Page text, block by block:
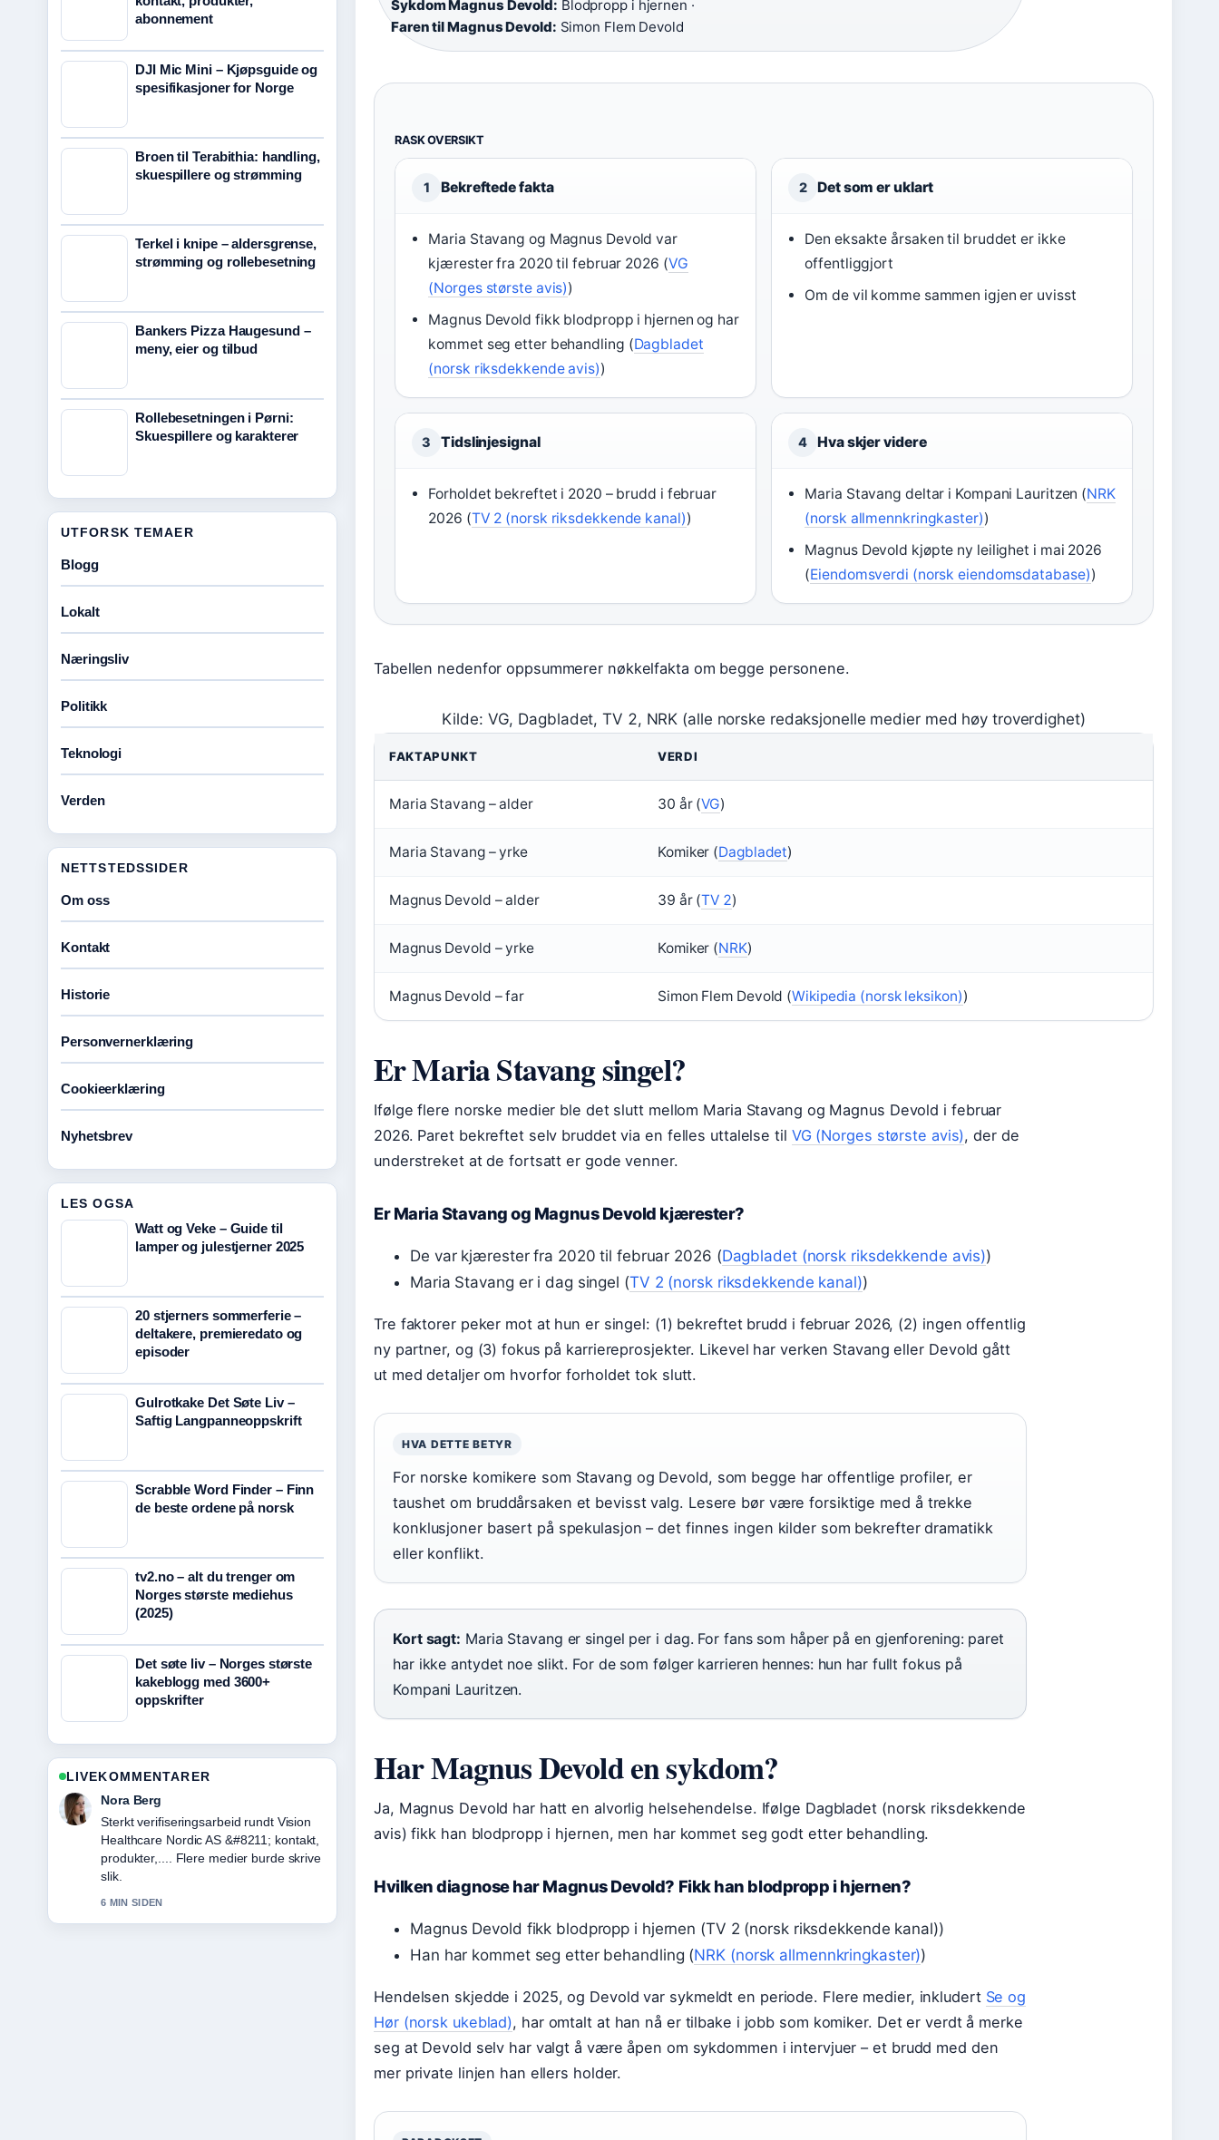
Sykdom Magnus Devold: Blodpropp i hjernen ·
Faren til Magnus Devold: Simon Flem Devold
RASK OVERSIKT
1 Bekreftede fakta
Maria Stavang og Magnus Devold var
kjærester fra 2020 til februar 2026 (VG
(Norges største avis))
Magnus Devold fikk blodpropp i hjernen og har
kommet seg etter behandling (Dagbladet
(norsk riksdekkende avis))
2 Det som er uklart
Den eksakte årsaken til bruddet er ikke
offentliggjort
Om de vil komme sammen igjen er uvisst
3 Tidslinjesignal
Forholdet bekreftet i 2020 – brudd i februar
2026 (TV 2 (norsk riksdekkende kanal))
4 Hva skjer videre
Maria Stavang deltar i Kompani Lauritzen (NRK
(norsk allmennkringkaster))
Magnus Devold kjøpte ny leilighet i mai 2026
(Eiendomsverdi (norsk eiendomsdatabase))
Tabellen nedenfor oppsummerer nøkkelfakta om begge personene.
Kilde: VG, Dagbladet, TV 2, NRK (alle norske redaksjonelle medier med høy troverdighet)
FAKTAPUNKT VERDI
Maria Stavang – alder 30 år (VG)
Maria Stavang – yrke Komiker (Dagbladet)
Magnus Devold – alder 39 år (TV 2)
Magnus Devold – yrke Komiker (NRK)
Magnus Devold – far Simon Flem Devold (Wikipedia (norsk leksikon))
Er Maria Stavang singel?
Ifølge flere norske medier ble det slutt mellom Maria Stavang og Magnus Devold i februar
2026. Paret bekreftet selv bruddet via en felles uttalelse til VG (Norges største avis), der de
understreket at de fortsatt er gode venner.
Er Maria Stavang og Magnus Devold kjærester?
De var kjærester fra 2020 til februar 2026 (Dagbladet (norsk riksdekkende avis))
Maria Stavang er i dag singel (TV 2 (norsk riksdekkende kanal))
Tre faktorer peker mot at hun er singel: (1) bekreftet brudd i februar 2026, (2) ingen offentlig
ny partner, og (3) fokus på karriereprosjekter. Likevel har verken Stavang eller Devold gått
ut med detaljer om hvorfor forholdet tok slutt.
HVA DETTE BETYR
For norske komikere som Stavang og Devold, som begge har offentlige profiler, er
taushet om bruddårsaken et bevisst valg. Lesere bør være forsiktige med å trekke
konklusjoner basert på spekulasjon – det finnes ingen kilder som bekrefter dramatikk
eller konflikt.
Kort sagt: Maria Stavang er singel per i dag. For fans som håper på en gjenforening: paret
har ikke antydet noe slikt. For de som følger karrieren hennes: hun har fullt fokus på
Kompani Lauritzen.
Har Magnus Devold en sykdom?
Ja, Magnus Devold har hatt en alvorlig helsehendelse. Ifølge Dagbladet (norsk riksdekkende
avis) fikk han blodpropp i hjernen, men har kommet seg godt etter behandling.
Hvilken diagnose har Magnus Devold? Fikk han blodpropp i hjernen?
Magnus Devold fikk blodpropp i hjernen (TV 2 (norsk riksdekkende kanal))
Han har kommet seg etter behandling (NRK (norsk allmennkringkaster))
Hendelsen skjedde i 2025, og Devold var sykmeldt en periode. Flere medier, inkludert Se og
Hør (norsk ukeblad), har omtalt at han nå er tilbake i jobb som komiker. Det er verdt å merke
seg at Devold selv har valgt å være åpen om sykdommen i intervjuer – et brudd med den
mer private linjen han ellers holder.
abonnement
DJI Mic Mini – Kjøpsguide og
spesifikasjoner for Norge
Broen til Terabithia: handling,
skuespillere og strømming
Terkel i knipe – aldersgrense,
strømming og rollebesetning
Bankers Pizza Haugesund –
meny, eier og tilbud
Rollebesetningen i Pørni:
Skuespillere og karakterer
UTFORSK TEMAER
Blogg
Lokalt
Næringsliv
Politikk
Teknologi
Verden
NETTSTEDSSIDER
Om oss
Kontakt
Historie
Personvernerklæring
Cookieerklæring
Nyhetsbrev
LES OGSA
Watt og Veke – Guide til
lamper og julestjerner 2025
20 stjerners sommerferie –
deltakere, premieredato og
episoder
Gulrotkake Det Søte Liv –
Saftig Langpanneoppskrift
Scrabble Word Finder – Finn
de beste ordene på norsk
tv2.no – alt du trenger om
Norges største mediehus
(2025)
Det søte liv – Norges største
kakeblogg med 3600+
oppskrifter
LIVEKOMMENTARER
Emil Johansen
God gjennomgang av DJI Mic Mini –
Kjøpsguide og spesifikasjoner.... Dette
er den klarest oppsummeringen i dag.
8 MIN SIDEN